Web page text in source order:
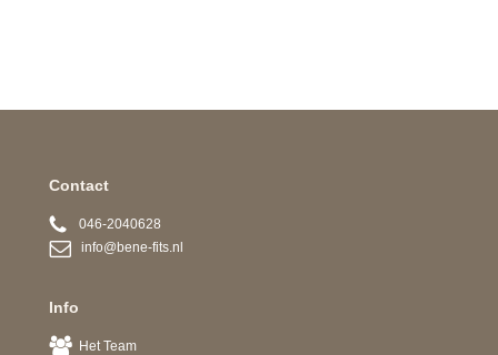
Contact
046-2040628
info@bene-fits.nl
Info
Het Team